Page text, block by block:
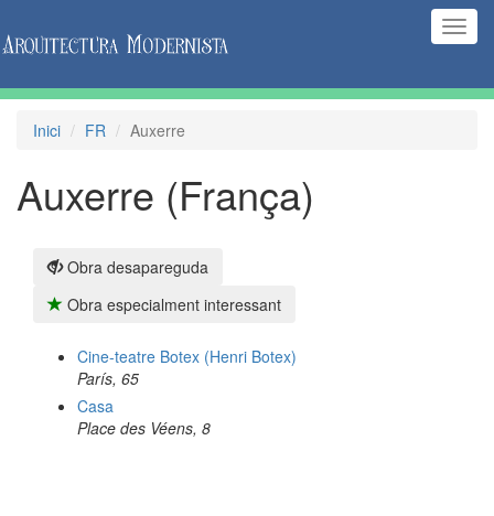
Inici FR Auxerre
Auxerre (França)
Obra desapareguda
Obra especialment interessant
Cine-teatre Botex (Henri Botex)
París, 65
Casa
Place des Véens, 8